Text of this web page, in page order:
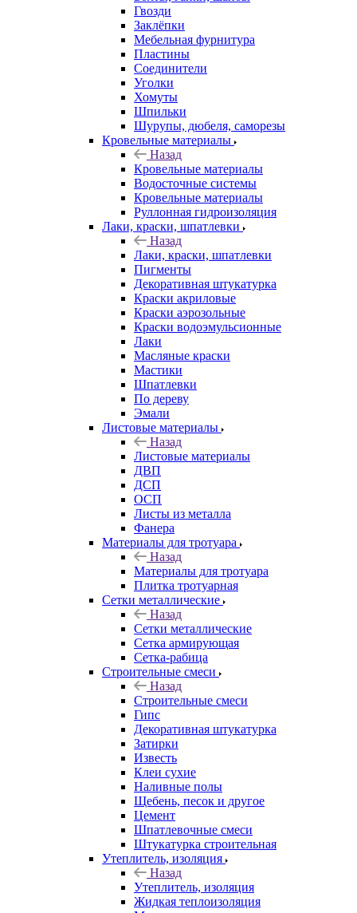
Гвозди
Заклёпки
Мебельная фурнитура
Пластины
Соединители
Уголки
Хомуты
Шпильки
Шурупы, дюбеля, саморезы
Кровельные материалы
Назад
Кровельные материалы
Водосточные системы
Кровельные материалы
Руллонная гидроизоляция
Лаки, краски, шпатлевки
Назад
Лаки, краски, шпатлевки
Пигменты
Декоративная штукатурка
Краски акриловые
Краски аэрозольные
Краски водоэмульсионные
Лаки
Масляные краски
Мастики
Шпатлевки
По дереву
Эмали
Листовые материалы
Назад
Листовые материалы
ДВП
ДСП
ОСП
Листы из металла
Фанера
Материалы для тротуара
Назад
Материалы для тротуара
Плитка тротуарная
Сетки металлические
Назад
Сетки металлические
Сетка армирующая
Сетка-рабица
Строительные смеси
Назад
Строительные смеси
Гипс
Декоративная штукатурка
Затирки
Известь
Клеи сухие
Наливные полы
Щебень, песок и другое
Цемент
Шпатлевочные смеси
Штукатурка строительная
Утеплитель, изоляция
Назад
Утеплитель, изоляция
Жидкая теплоизоляция